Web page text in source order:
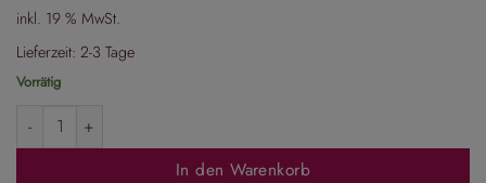
inkl. 19 % MwSt.
Lieferzeit: 2-3 Tage
Vorrätig
Haarreifen gepolstert mit Applikation 2cm breit - hellblau Menge
In den Warenkorb